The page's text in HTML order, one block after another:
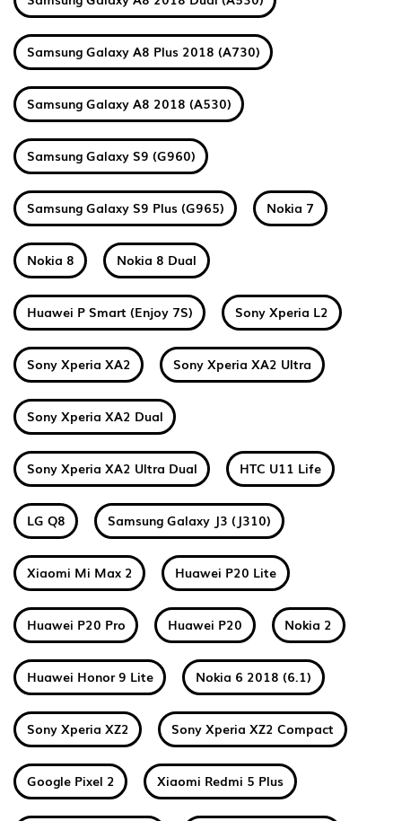
Samsung Galaxy A8 Plus 2018 (A730)
Samsung Galaxy A8 2018 (A530)
Samsung Galaxy S9 (G960)
Samsung Galaxy S9 Plus (G965) Nokia 7
Nokia 8 Nokia 8 Dual
Huawei P Smart (Enjoy 7S) Sony Xperia L2
Sony Xperia XA2 Sony Xperia XA2 Ultra
Sony Xperia XA2 Dual
Sony Xperia XA2 Ultra Dual HTC U11 Life
LG Q8 Samsung Galaxy J3 (J310)
Xiaomi Mi Max 2 Huawei P20 Lite
Huawei P20 Pro Huawei P20 Nokia 2
Huawei Honor 9 Lite Nokia 6 2018 (6.1)
Sony Xperia XZ2 Sony Xperia XZ2 Compact
Google Pixel 2 Xiaomi Redmi 5 Plus